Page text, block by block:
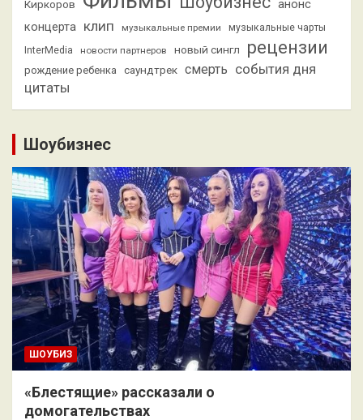
Киркоров
анонс
концерта клип музыкальные премии
музыкальные чарты
InterMedia
новости партнеров новый сингл рецензии
рождение ребенка саундтрек смерть события дня
цитаты
Шоубизнес
ШОУБИЗ
«Блестящие» рассказали о
домогательствах